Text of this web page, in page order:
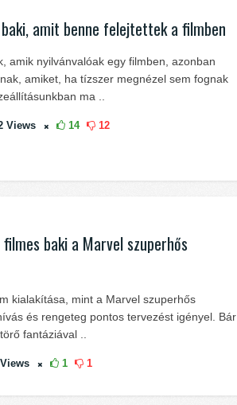
amit benne felejtettek a filmben
amik nyilvánvalóak egy filmben, azonban
amiket, ha tízszer megnézel sem fognak
ma ..
Views 14 12
baki a Marvel szuperhős
kialakítása, mint a Marvel szuperhős
és rengeteg pontos tervezést igényel. Bár
fantáziával ..
Views 1 1